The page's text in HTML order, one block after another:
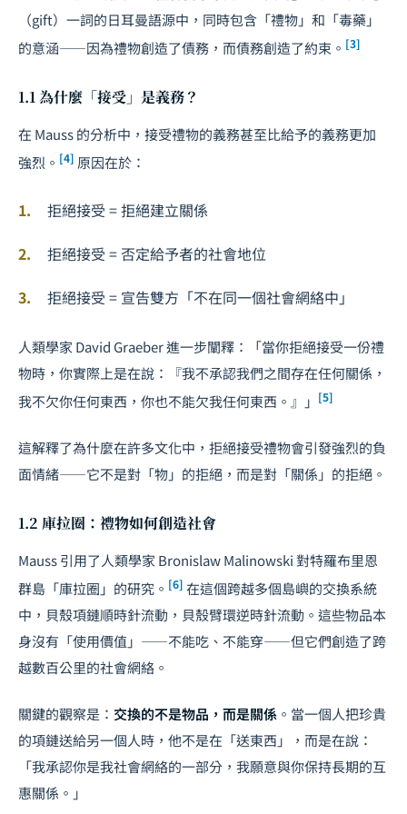
（gift）一詞的日耳曼語源中，同時包含「禮物」和「毒藥」
的意涵——因為禮物創造了債務，而債務創造了約束。 [3]
1.1 為什麼「接受」是義務？
在 Mauss 的分析中，接受禮物的義務甚至比給予的義務更加
強烈。 [4] 原因在於：
拒絕接受 = 拒絕建立關係
拒絕接受 = 否定給予者的社會地位
拒絕接受 = 宣告雙方「不在同一個社會網絡中」
人類學家 David Graeber 進一步闡釋：「當你拒絕接受一份禮
物時，你實際上是在說：『我不承認我們之間存在任何關係，
我不欠你任何東西，你也不能欠我任何東西。』」 [5]
這解釋了為什麼在許多文化中，拒絕接受禮物會引發強烈的負
面情緒——它不是對「物」的拒絕，而是對「關係」的拒絕。
1.2 庫拉圈：禮物如何創造社會
Mauss 引用了人類學家 Bronislaw Malinowski 對特羅布里恩
群島「庫拉圈」的研究。 [6] 在這個跨越多個島嶼的交換系統
中，貝殼項鏈順時針流動，貝殼臂環逆時針流動。這些物品本
身沒有「使用價值」——不能吃、不能穿——但它們創造了跨
越數百公里的社會網絡。
關鍵的觀察是： 交換的不是物品，而是關係 。當一個人把珍貴
的項鏈送給另一個人時，他不是在「送東西」，而是在說：
「我承認你是我社會網絡的一部分，我願意與你保持長期的互
惠關係。」